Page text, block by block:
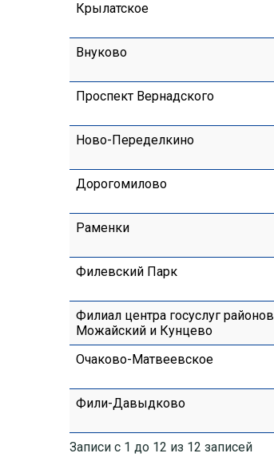
Крылатское
Внуково
Проспект Вернадского
Ново-Переделкино
Дорогомилово
Раменки
Филевский Парк
Филиал центра госуслуг районов
Можайский и Кунцево
Очаково-Матвеевское
Фили-Давыдково
Записи с 1 до 12 из 12 записей